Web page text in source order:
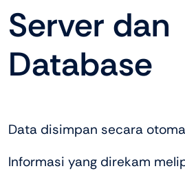
Server dan
Database
Data disimpan secara
Informasi yang direkam